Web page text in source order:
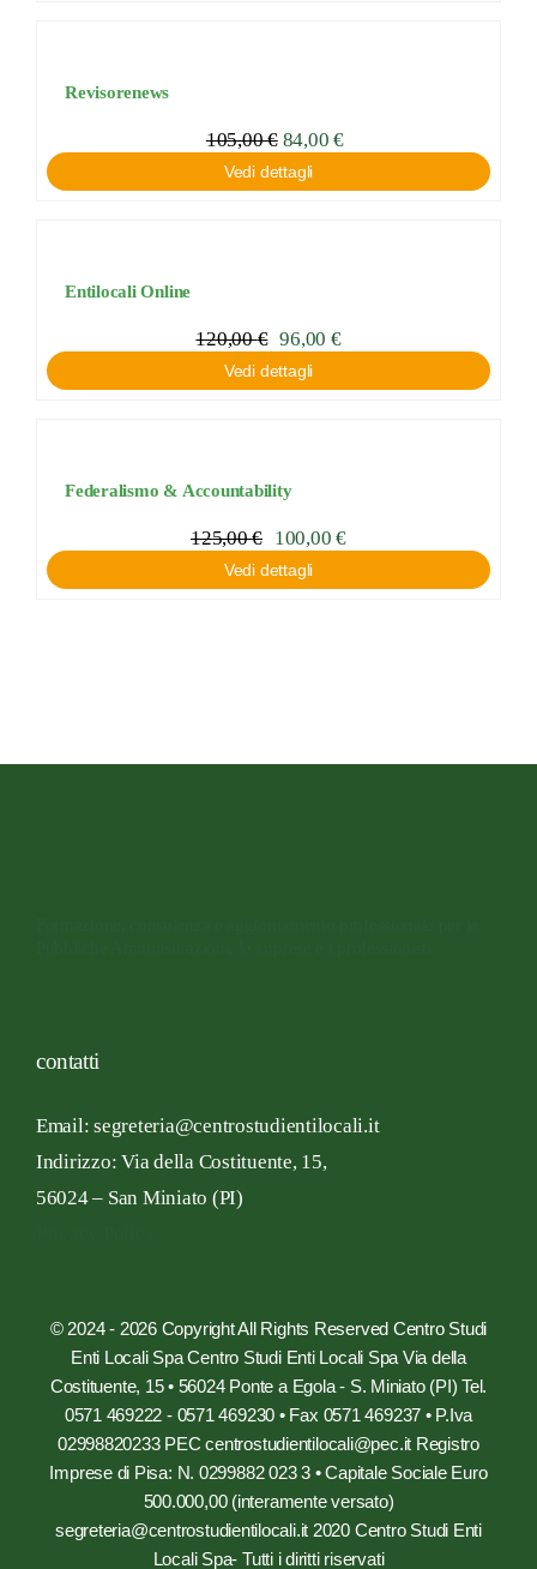
Revisorenews
105,00€ 84,00€
Vedi dettagli
Entilocali Online
120,00€ 96,00 €
Vedi dettagli
Federalismo & Accountability
125,00€ 100,00€
Vedi dettagli
contatti
Email: segreteria@centrostudientilocali.it
Indirizzo: Viadella Costituente, 15,
56024 – San Miniato (PI)
© 2024 - 2026 Copyright All Rights Reserved Centro Studi
Enti Locali Spa Centro Studi Enti Locali Spa Via della
Costituente, 15 • 56024 Ponte a Egola - S. Miniato (PI) Tel.
0571 469222 - 0571 469230 • Fax 0571 469237 • P.Iva
02998820233 PEC centrostudientilocali@pec.it Registro
Imprese di Pisa: N. 0299882 023 3 • Capitale Sociale Euro
500.000,00 (interamente versato)
segreteria@centrostudientilocali.it 2020 Centro Studi Enti
Locali Spa- Tutti i diritti riservati